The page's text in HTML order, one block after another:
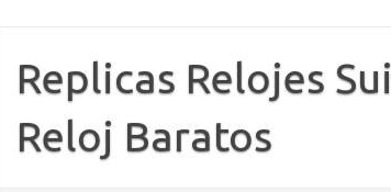
contenido
Replicas Relojes
Reloj Baratos